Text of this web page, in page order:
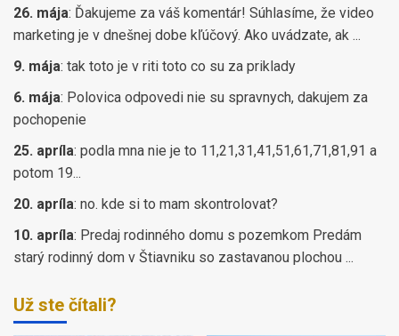
26. mája: Ďakujeme za váš komentár! Súhlasíme, že video
marketing je v dnešnej dobe kľúčový. Ako uvádzate, ak ...
9. mája: tak toto je v riti toto co su za priklady
6. mája: Polovica odpovedi nie su spravnych, dakujem za
pochopenie
25. apríla: podla mna nie je to 11,21,31,41,51,61,71,81,91 a
potom 19...
20. apríla: no. kde si to mam skontrolovat?
10. apríla: Predaj rodinného domu s pozemkom Predám
starý rodinný dom v Štiavniku so zastavanou plochou ...
Už ste čítali?